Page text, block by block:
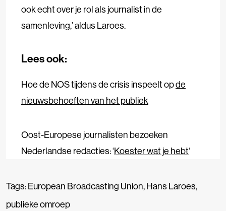
ook echt over je rol als journalist in de
samenleving,’ aldus Laroes.
Lees ook:
Hoe de NOS tijdens de crisis inspeelt opde
nieuwsbehoeften van het publiek
Oost-Europese journalisten bezoeken
Nederlandse redacties: ‘Koester wat je hebt‘
Tags:European Broadcasting Union,Hans Laroes,
publieke omroep